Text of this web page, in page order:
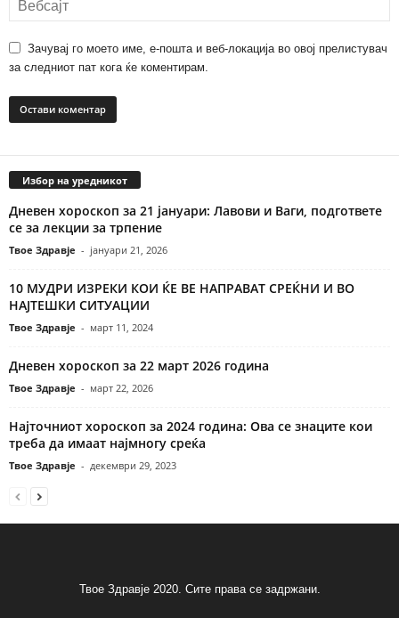
Зачувај го моето име, е-пошта и веб-локација во овој прелистувач
за следниот пат кога ќе коментирам.
Избор на уредникот
Дневен хороскоп за 21 јануари: Лавови и Ваги, подгответе
се за лекции за трпение
Твое Здравје - јануари 21, 2026
10 МУДРИ ИЗРЕКИ КОИ ЌЕ ВЕ НАПРАВАТ СРЕЌНИ И ВО
НАЈТЕШКИ СИТУАЦИИ
Твое Здравје - март 11, 2024
Дневен хороскоп за 22 март 2026 година
Твое Здравје - март 22, 2026
Најточниот хороскоп за 2024 година: Ова се знаците кои
треба да имаат најмногу среќа
Твое Здравје - декември 29, 2023
Твое Здравје 2020. Сите права се задржани.